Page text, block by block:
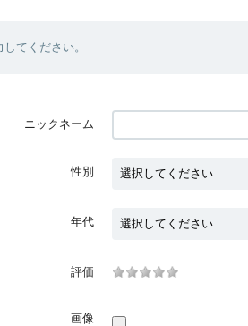
てください。
ニックネーム
性別
年代
評価
画像